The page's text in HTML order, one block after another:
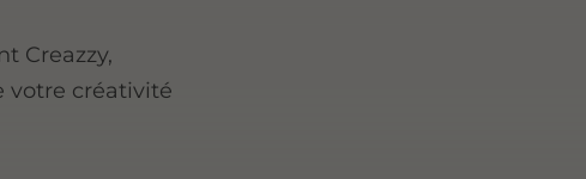
Creazzy,
votre créativité